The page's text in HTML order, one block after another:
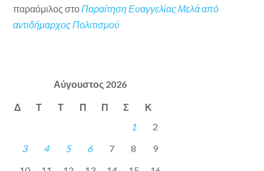
παραόμιλος στοΠαραίτηση Ευαγγελίας Μελά από
αντιδήμαρχος Πολιτισμού
Αύγουστος 2026
Δ Τ Τ Π Π Σ Κ
1
2
3
4 5 6 7 8
9